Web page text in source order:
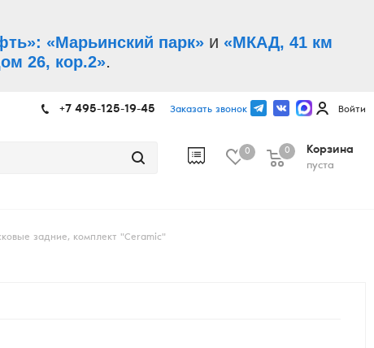
«Марьинский парк» и «МКАД, 41 км
26, кор.2».
+7 495-125-19-45 Заказать звонок Войти
0
Корзина
пуста
0
задние, комплект "Ceramic"